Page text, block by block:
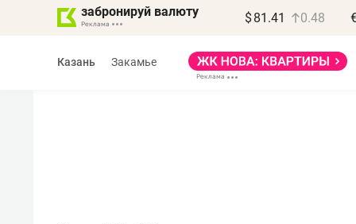
забронируй валюту $ 81.41 0.48
Казань Закамье